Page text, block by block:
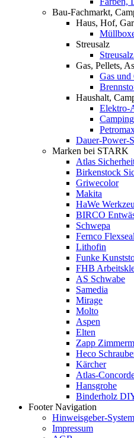
Bau-Fachmarkt,
Haus, Hof,
Streusalz
Gas, Pellets,
Gas und
Haushalt,
Elektro-
Dauer-Power-
Marken bei STARK
Atlas
Birkenstock
Griwecolor
Makita
HaWe
BIRCO
Schwepa
Fernco Flexseal
Lithofin
Funke
FHB
AS Schwabe
Samedia
Mirage
Molto
Aspen
Elten
Zapp
Heco
Kärcher
Atlas-
Hansgrohe
Binderholz
Footer Navigation
Hinweisgeber-System
Impressum